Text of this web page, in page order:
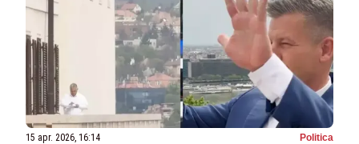
15 apr. 2026, 16:14 Politica